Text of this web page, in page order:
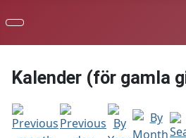
Kalender (för gamla